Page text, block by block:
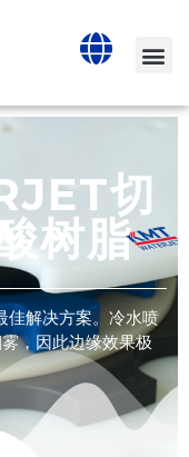
切
树脂
佳解决方案。冷水喷
，因此边缘效果极